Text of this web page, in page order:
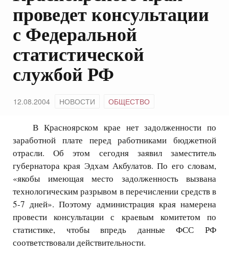
проведет консультации
с Федеральной
статистической
службой РФ
12.08.2004 НОВОСТИ ОБЩЕСТВО
В Красноярском крае нет задолженности по
заработной плате перед работниками бюджетной
отрасли. Об этом сегодня заявил заместитель
губернатора края Эдхам Акбулатов. По его словам,
«якобы имеющая место задолженность вызвана
технологическим разрывом в перечислении средств в
5-7 дней». Поэтому администрация края намерена
провести консультации с краевым комитетом по
статистике, чтобы впредь данные ФСС РФ
соответствовали действительности.